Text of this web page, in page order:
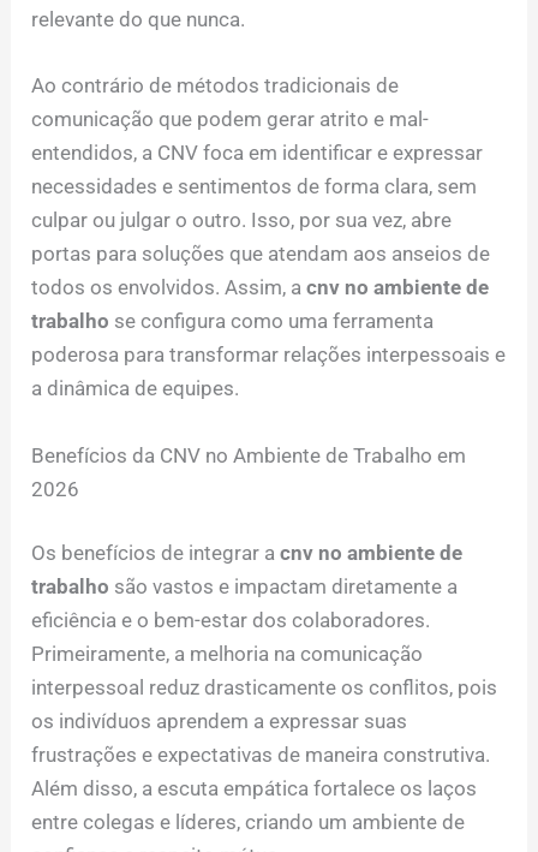
relevante do que nunca.
Ao contrário de métodos tradicionais de
comunicação que podem gerar atrito e mal-
entendidos, a CNV foca em identificar e expressar
necessidades e sentimentos de forma clara, sem
culpar ou julgar o outro. Isso, por sua vez, abre
portas para soluções que atendam aos anseios de
todos os envolvidos. Assim, acnv no ambiente de
trabalho se configura como uma ferramenta
poderosa para transformar relações interpessoais e
a dinâmica de equipes.
Benefícios da CNV no Ambiente de Trabalho em
2026
Os benefícios de integrar acnv no ambiente de
trabalho são vastos e impactam diretamente a
eficiência e o bem-estar dos colaboradores.
Primeiramente, a melhoria na comunicação
interpessoal reduz drasticamente os conflitos, pois
os indivíduos aprendem a expressar suas
frustrações e expectativas de maneira construtiva.
Além disso, a escuta empática fortalece os laços
entre colegas e líderes, criando um ambiente de